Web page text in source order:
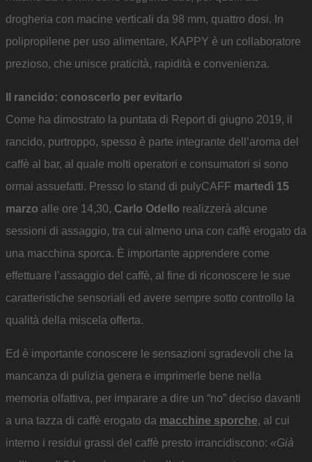
drogheria con macine verticali da 98 mm, quattro dosi. In
polipropilene per uso alimentare, KAPPY è un collaboratore
prezioso, che unisce praticità, rapidità e convenienza.
Il rancido: conoscerlo per evitarlo
Come ha dimostrato la puntata di Report di giugno 2019, il
rancido, purtroppo, spesso è parte integrante dell’aroma del
caffè al bar, al quale molti operatori e consumatori si sono
ormai assuefatti. Presso lo stand di pulyCAFF martedì 15
marzo alle ore 14,30, Carlo Odello realizzerà alcune
sessioni di assaggio, tra cui almeno una con caffè erogato da
una macchina sporca. È importante apprendere come
effettuare l’assaggio del caffè, al fine di riconoscere le sue
caratteristiche sensoriali ed avere sempre sotto controllo la
qualità della miscela offerta.
Ed è importante conoscere le sensazioni sgradevoli che la
mancanza di pulizia genera e imprimerle bene nella
memoria olfattiva, per imparare a dire un “no” deciso davanti
a una tazza di caffè erogato da macchine sporche, al cui
interno i residui grassi del caffè presto irrancidiscono: «Già